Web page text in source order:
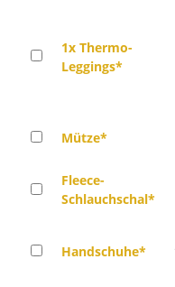
1x Thermo-
Leggings*
Mütze*
Fleece-
Schlauchschal*
Handschuhe*